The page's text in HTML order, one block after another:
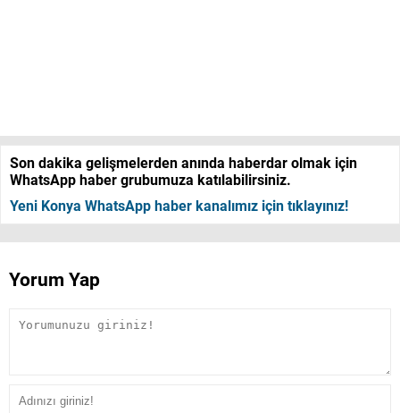
Son dakika gelişmelerden anında haberdar olmak için
WhatsApp haber grubumuza katılabilirsiniz.
Yeni Konya WhatsApp haber kanalımız için tıklayınız!
Yorum Yap